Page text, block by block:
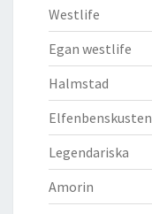
Westlife
Egan westlife
Halmstad
Elfenbenskusten
Legendariska
Amorin